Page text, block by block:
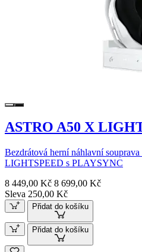
ASTRO A50 X
Bezdrátová herní náhlavní souprava
LIGHTSPEED s PLAYSYNC
8 449,00 Kč 8 699,00 Kč
Sleva 250,00 Kč
Přidat do košíku
Přidat do košíku